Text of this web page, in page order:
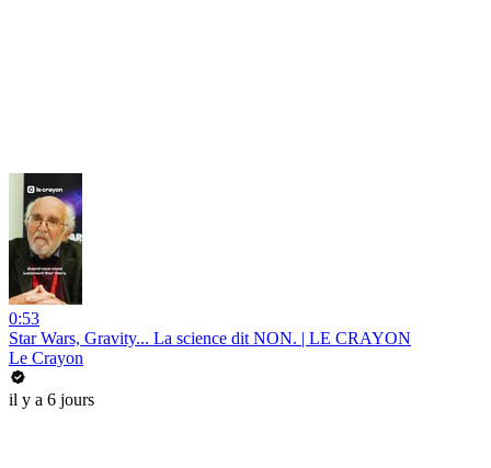
0:53
Star Wars, Gravity... La science dit NON. | LE CRAYON
Le Crayon
il y a 6 jours